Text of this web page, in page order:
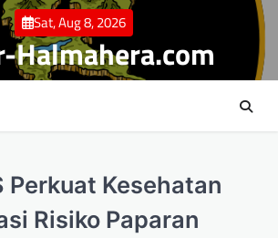
Sat, Aug 8, 2026
Halmahera.com
Perkuat Kesehatan
Risiko Paparan